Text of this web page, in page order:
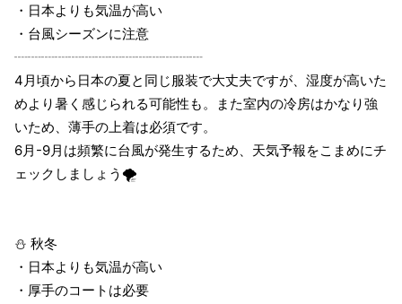
・日本よりも気温が高い
・台風シーズンに注意
┈┈┈┈┈┈┈┈┈┈┈┈┈┈
4月頃から日本の夏と同じ服装で大丈夫ですが、湿度が高いた
めより暑く感じられる可能性も。また室内の冷房はかなり強
いため、薄手の上着は必須です。
6月-9月は頻繁に台風が発生するため、天気予報をこまめにチ
ェックしましょう🌪
⛄️ 秋冬
・日本よりも気温が高い
・厚手のコートは必要